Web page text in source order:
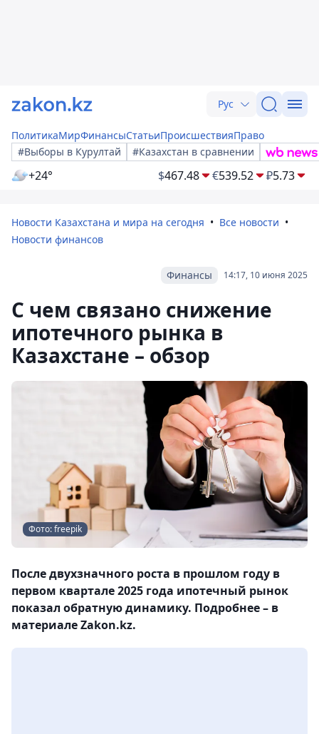
Рус
ПолитикаМирФинансыСтатьиПроисшествияПраво
#Выборы в Курултай
#Казахстан в сравнении
+24° $467.48 €539.52 ₽5.73
Новости Казахстана и мира на сегодня
Все новости
Новости финансов
14:17, 10 июня 2025
Финансы
С чем связано снижение
ипотечного рынка в
Казахстане – обзор
Фото: freepik
После двухзначного роста в прошлом году в
первом квартале 2025 года ипотечный рынок
показал обратную динамику. Подробнее – в
материале Zakon.kz.